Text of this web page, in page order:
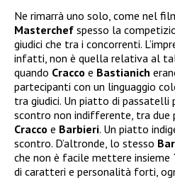
Ne rimarrà uno solo, come nel
Masterchef spesso la
giudici che tra i concorrenti.
infatti, non è quella relativa al
quando Cracco e Bastianich
partecipanti con un linguaggio
tra giudici. Un piatto di passatelli
scontro non indifferente, tra
Cracco e Barbieri. Un piatto
scontro. D’altronde, lo stesso
che non è facile mettere insieme
di caratteri e personalità forti,